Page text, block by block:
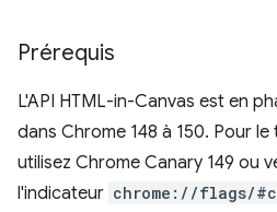
Prérequis
L'API HTML-in-Canvas est en
dans Chrome 148 à 150. Pour
utilisez Chrome Canary 149 ou
l'indicateur chrome://flags/